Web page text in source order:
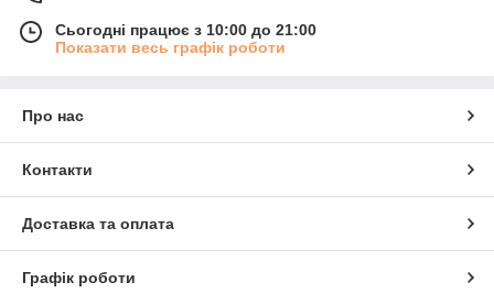
Сьогодні працює з 10:00 до 21:00
Показати весь графік роботи
Про нас
Контакти
Доставка та оплата
Графік роботи